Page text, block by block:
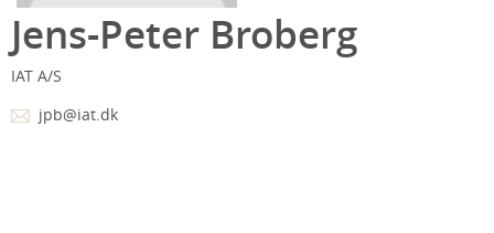
Jens-Peter Broberg
IAT A/S
jpb@iat.dk